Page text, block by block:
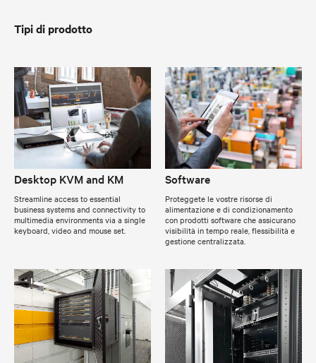
Tipi di prodotto
Desktop KVM and KM
Streamline access to essential
business systems and connectivity to
multimedia environments via a single
keyboard, video and mouse set.
Software
Proteggete le vostre risorse di
alimentazione e di condizionamento
con prodotti software che assicurano
visibilità in tempo reale, flessibilità e
gestione centralizzata.